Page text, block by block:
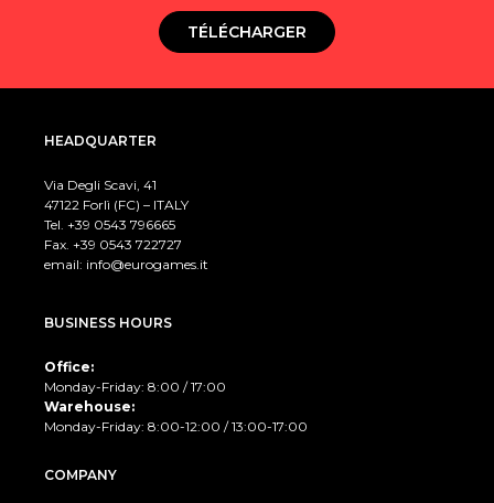
TÉLÉCHARGER
HEADQUARTER
Via Degli Scavi, 41
47122 Forlì (FC) – ITALY
Tel. +39 0543 796665
Fax. +39 0543 722727
email: info@eurogames.it
BUSINESS HOURS
Office:
Monday-Friday: 8:00 / 17:00
Warehouse:
Monday-Friday: 8:00-12:00 / 13:00-17:00
COMPANY